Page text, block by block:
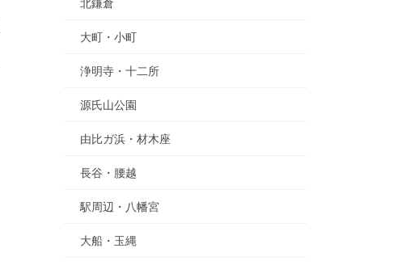
北鎌倉
大町・小町
浄明寺・十二所
源氏山公園
由比ガ浜・材木座
長谷・腰越
駅周辺・八幡宮
大船・玉縄